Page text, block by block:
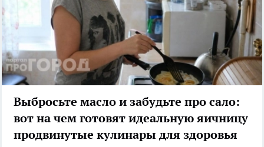
Выбросьте масло и забудьте про сало:
вот на чем готовят идеальную яичницу
продвинутые кулинары для здоровья